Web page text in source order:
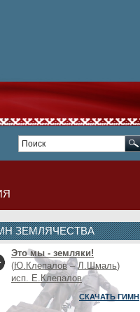
ЗЕМЛЯЧЕСТВА
Это мы - земляки!
(Ю.Клепалов–Л.Шмаль)
исп. Е.Клепалов
СКАЧАТЬ ГИМН